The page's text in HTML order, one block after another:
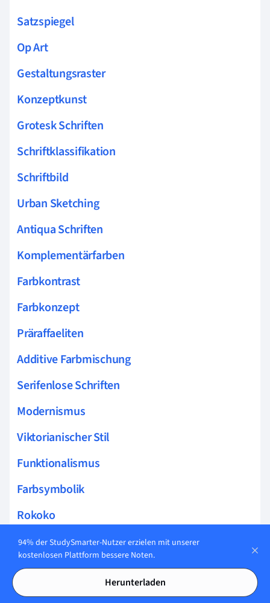
Satzspiegel
Op Art
Gestaltungsraster
Konzeptkunst
Grotesk Schriften
Schriftklassifikation
Schriftbild
Urban Sketching
Antiqua Schriften
Komplementärfarben
Farbkontrast
Farbkonzept
Präraffaeliten
Additive Farbmischung
Serifenlose Schriften
Modernismus
Viktorianischer Stil
Funktionalismus
Farbsymbolik
Rokoko
De Stijl
Affordanzen
Visual Design
94% der StudySmarter-Nutzer erzielen mit unserer
kostenlosen Plattform bessere Noten.
Herunterladen